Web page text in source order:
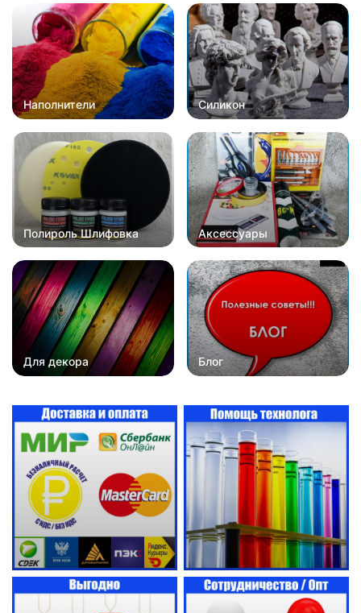
Наполнители Силикон
Полироль Шлифовка Аксессуары
Для декора Блог